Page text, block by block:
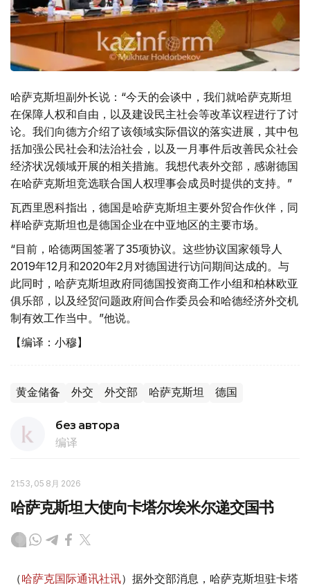
哈萨克斯坦副外长说：“今天的会谈中，我们就哈萨克斯坦
在保障人权和自由，以及建设民主社会等改革议程进行了讨
论。我们向德方介绍了该领域实际倡议的落实进展，其中包
括加强公民社会和法治社会，以及一月事件后改善民众社会
经济状况领域开展的相关措施。我想代表外交部，感谢德国
在哈萨克斯坦竞选联合国人权理事会成员时提供的支持。”
瓦西里恩科指出，德国是哈萨克斯坦主要外贸合作伙伴，同
样哈萨克斯坦也是德国企业在中亚地区的主要市场。
“目前，哈德两国签署了35项协议。这些协议国家领导人
2019年12月和2020年2月对德国进行访问期间达成的。与
此同时，哈萨克斯坦政府同德国投资商工作小组和柏林欧亚
俱乐部，以及经贸问题政府间合作委员会和哈德经济外交机
制有效工作当中。”他说。
【编译：小穆】
黄金储备 外交 外交部 哈萨克斯坦 德国
без автора
编译
21:53, 05 8月 2026
哈萨克斯坦大使向卡塔尔埃米尔递交国书
（哈萨克国际通讯社讯）据外交部消息，哈萨克斯坦驻卡塔